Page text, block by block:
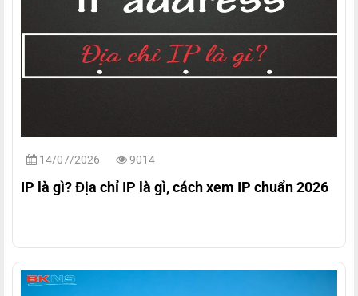
14/07/2026 9014
IP là gì? Địa chỉ IP là gì, cách xem IP chuẩn 2026